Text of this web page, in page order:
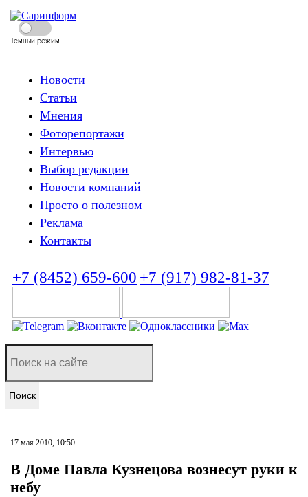
Темный режим
Новости
Статьи
Мнения
Фоторепортажи
Интервью
Выбор редакции
Новости компаний
Просто о полезном
Реклама
Контакты
+7 (8452) 659-600 +7 (917) 982-81-37
Поиск
17 мая 2010, 10:50
В Доме Павла Кузнецова вознесут руки к
небу